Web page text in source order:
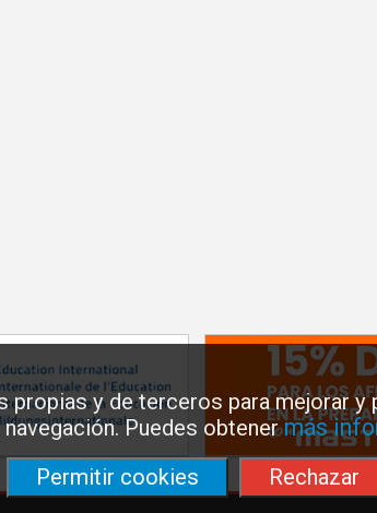
propias y de terceros para mejorar
Puedes obtenermás
Permitir cookies
Rechazar